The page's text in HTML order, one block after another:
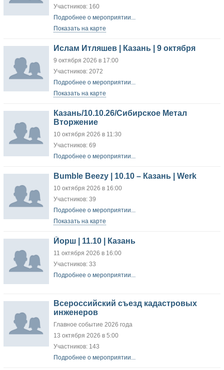
Участников: 160
Подробнее о мероприятии...
Показать на карте
Ислам Итляшев | Казань | 9 октября
9 октября 2026 в 17:00
Участников: 2072
Подробнее о мероприятии...
Показать на карте
Казань/10.10.26/Сибирское Метал
Вторжение
10 октября 2026 в 11:30
Участников: 69
Подробнее о мероприятии...
Bumble Beezy | 10.10 – Казань | Werk
10 октября 2026 в 16:00
Участников: 39
Подробнее о мероприятии...
Показать на карте
Йорш | 11.10 | Казань
11 октября 2026 в 16:00
Участников: 33
Подробнее о мероприятии...
Всероссийский съезд кадастровых
инженеров
Главное событие 2026 года
13 октября 2026 в 5:00
Участников: 143
Подробнее о мероприятии...